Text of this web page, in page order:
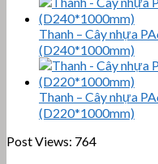
Thanh – Cây nhựa
(D240*1000mm)
Thanh – Cây nhựa
(D220*1000mm)
Post Views: 764